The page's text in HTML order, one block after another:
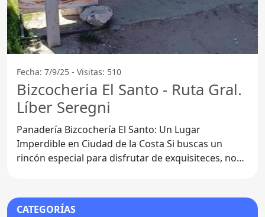
Fecha: 7/9/25 - Visitas: 510
Bizcocheria El Santo - Ruta Gral.
Líber Seregni
Panadería Bizcochería El Santo: Un Lugar
Imperdible en Ciudad de la Costa Si buscas un
rincón especial para disfrutar de exquisiteces, no
CATEGORÍAS